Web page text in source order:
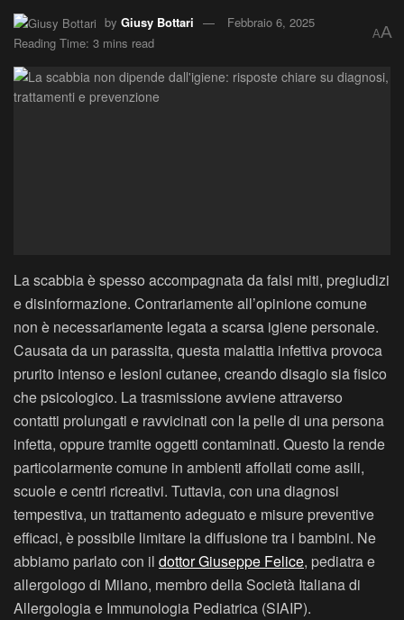
by Giusy Bottari
Febbraio 6, 2025
Reading Time: 3 mins read
AA
La scabbia è spesso accompagnata da falsi miti, pregiudizi
e disinformazione. Contrariamente all’opinione comune
non è necessariamente legata a scarsa igiene personale.
Causata da un parassita, questa malattia infettiva provoca
prurito intenso e lesioni cutanee, creando disagio sia fisico
che psicologico. La trasmissione avviene attraverso
contatti prolungati e ravvicinati con la pelle di una persona
infetta, oppure tramite oggetti contaminati. Questo la rende
particolarmente comune in ambienti affollati come asili,
scuole e centri ricreativi. Tuttavia, con una diagnosi
tempestiva, un trattamento adeguato e misure preventive
efficaci, è possibile limitare la diffusione tra i bambini. Ne
abbiamo parlato con il dottor Giuseppe Felice, pediatra e
allergologo di Milano, membro della Società Italiana di
Allergologia e Immunologia Pediatrica (SIAIP).